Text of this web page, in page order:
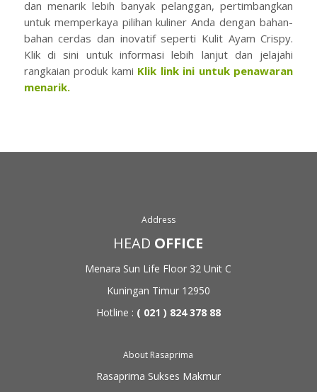
dan menarik lebih banyak pelanggan, pertimbangkan
untuk memperkaya pilihan kuliner Anda dengan bahan-
bahan cerdas dan inovatif seperti Kulit Ayam Crispy.
Klik di sini untuk informasi lebih lanjut dan jelajahi
rangkaian produk kami Klik link ini untuk penawaran
menarik.
Address
HEAD OFFICE
Menara Sun Life Floor 32Unit C
Kuningan Timur 12950
Hotline : ( 021 ) 824 378 88
About Rasaprima
Rasaprima Sukses Makmur